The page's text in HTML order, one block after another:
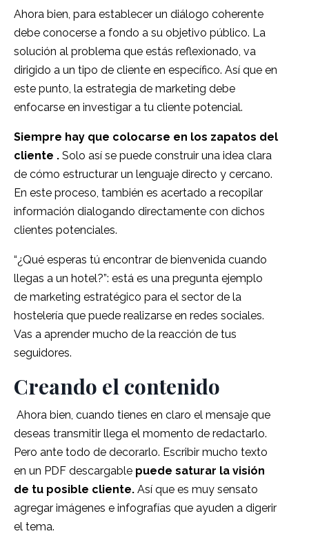
Ahora bien, para establecer un diálogo coherente
debe conocerse a fondo a su objetivo público. La
solución al problema que estás reflexionado, va
dirigido a un tipo de cliente en específico. Así que en
este punto, la estrategia de marketing debe
enfocarse en investigar a tu cliente potencial.
Siempre hay que colocarse en los zapatos del
cliente . Solo así se puede construir una idea clara
de cómo estructurar un lenguaje directo y cercano.
En este proceso, también es acertado a recopilar
información dialogando directamente con dichos
clientes potenciales.
“¿Qué esperas tú encontrar de bienvenida cuando
llegas a un hotel?”: está es una pregunta ejemplo
de marketing estratégico para el sector de la
hostelería que puede realizarse en redes sociales.
Vas a aprender mucho de la reacción de tus
seguidores.
Creando el contenido
Ahora bien, cuando tienes en claro el mensaje que
deseas transmitir llega el momento de redactarlo.
Pero ante todo de decorarlo. Escribir mucho texto
en un PDF descargable puede saturar la visión
de tu posible cliente. Así que es muy sensato
agregar imágenes e infografías que ayuden a digerir
el tema.